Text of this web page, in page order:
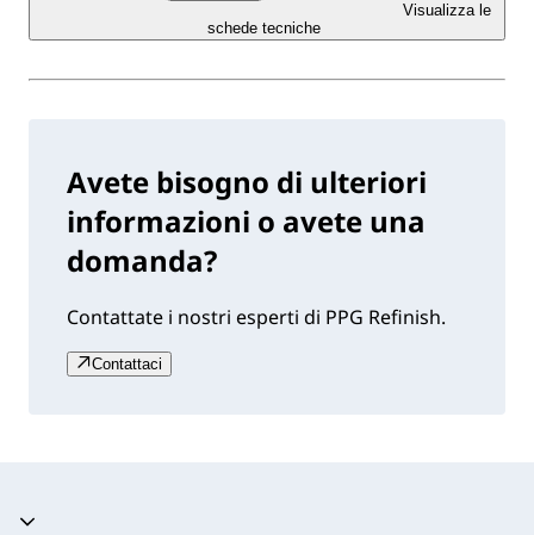
Visualizza le
schede tecniche
Avete bisogno di ulteriori
informazioni o avete una
domanda?
Contattate i nostri esperti di PPG Refinish.
Contattaci